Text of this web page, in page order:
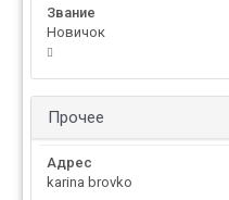
Звание
Новичок
Прочее
Адрес
karina brovko